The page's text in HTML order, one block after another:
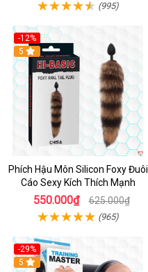
(995)
-12%
Hot
5
Phích Hậu Môn Silicon Foxy Đuôi
Cáo Sexy Kích Thích Mạnh
550.000₫ 625.000₫
(965)
-29%
Hot
5